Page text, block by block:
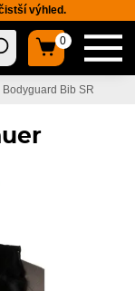
výhled.
0
Bib SR